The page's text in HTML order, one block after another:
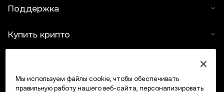
Поддержка
Купить крипто
Трейдинг
Мы используем файлы cookie, чтобы обеспечивать
правильную работу нашего веб-сайта, персонализировать